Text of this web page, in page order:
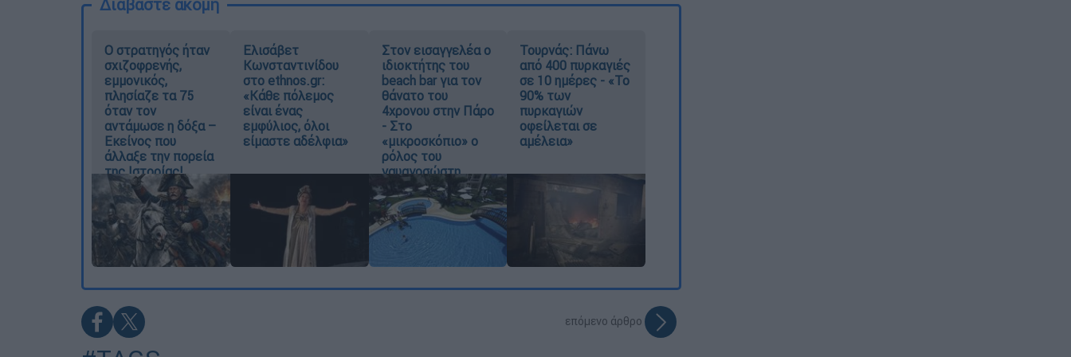
Διαβάστε ακόμη
O στρατηγός ήταν
σχιζοφρενής,
εμμονικός,
πλησίαζε τα 75
όταν τον
αντάμωσε η δόξα –
Εκείνος που
άλλαξε την πορεία
της Ιστορίας!
Ελισάβετ
Κωνσταντινίδου
στο ethnos.gr:
«Κάθε πόλεμος
είναι ένας
εμφύλιος, όλοι
είμαστε αδέλφια»
Στον εισαγγελέα ο
ιδιοκτήτης του
beach bar για τον
θάνατο του
4χρονου στην Πάρο
- Στο
«μικροσκόπιο» ο
ρόλος του
ναυαγοσώστη
Τουρνάς: Πάνω
από 400 πυρκαγιές
σε 10 ημέρες - «Το
90% των
πυρκαγιών
οφείλεται σε
αμέλεια»
επόμενο άρθρο